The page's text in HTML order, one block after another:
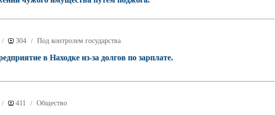
/ 304 / Под контролем государства
в Находке из-за долгов по зарплате.
/ 411 / Общество